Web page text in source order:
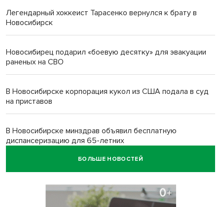
Легендарный хоккеист Тарасенко вернулся к брату в
Новосибирск
Новосибирец подарил «боевую десятку» для эвакуации
раненых на СВО
В Новосибирске корпорация кукол из США подала в суд
на приставов
В Новосибирске минздрав объявил бесплатную
диспансеризацию для 65-летних
БОЛЬШЕ НОВОСТЕЙ